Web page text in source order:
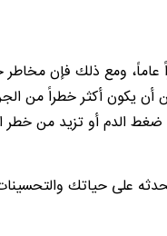
ومع ذلك فإن
يكون أكثر خطراً من
ضغط الدم أو تزيد من خطر
على حياتك